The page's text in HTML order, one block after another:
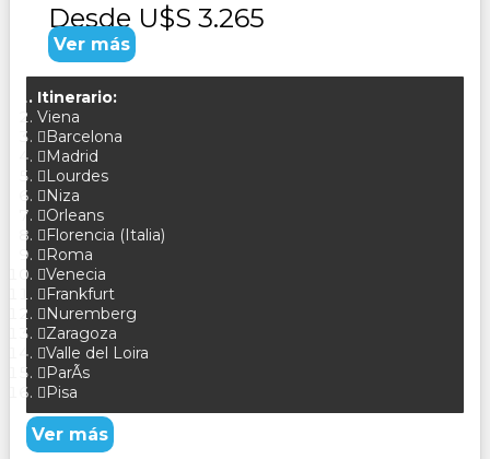
Desde U$S 3.265
Ver más
Itinerario:
Viena
Barcelona
Madrid
Lourdes
Niza
Orleans
Florencia (Italia)
Roma
Venecia
Frankfurt
Nuremberg
Zaragoza
Valle del Loira
ParÃ­s
Pisa
Ver más